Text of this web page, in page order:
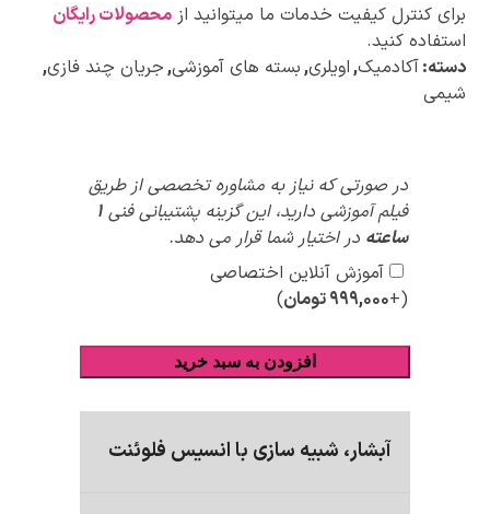
برای کنترل کیفیت خدمات ما میتوانید ازمحصولات رایگان
استفاده کنید.
دسته:آکادمیک,اویلری,بسته های آموزشی,جریان چند فازی,
شیمی
آبشار، شبیه سازی با انسیس فلوئنت
پیشنهادات
ویژه
در صورتی که نیاز به مشاوره تخصصی از طریق
فیلم آموزشی دارید، این گزینه پشتیبانی فنی 1
ساعته در اختیار شما قرار می دهد.
آموزش آنلاین اختصاصی
(+۹۹۹,۰۰۰تومان)
افزودن به سبد خرید